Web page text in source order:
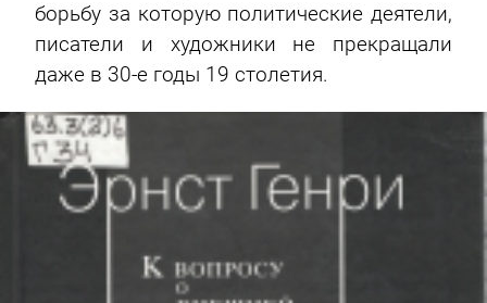
борьбу за которую политические деятели,
писатели и художники не прекращали
даже в 30-е годы 19 столетия.